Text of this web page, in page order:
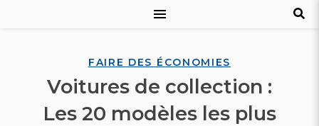
FAIRE DES ÉCONOMIES
Voitures de collection :
Les 20 modèles les plus